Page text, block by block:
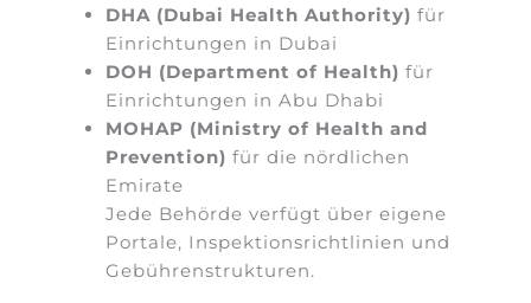
DHA (Dubai Health Authority) für
Einrichtungen in Dubai
DOH (Department of Health) für
Einrichtungen in Abu Dhabi
MOHAP (Ministry of Health and
Prevention) für die nördlichen
Emirate
Jede Behörde verfügt über eigene
Portale, Inspektionsrichtlinien und
Gebührenstrukturen.